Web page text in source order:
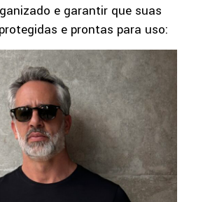
e garantir que suas
e prontas para uso: